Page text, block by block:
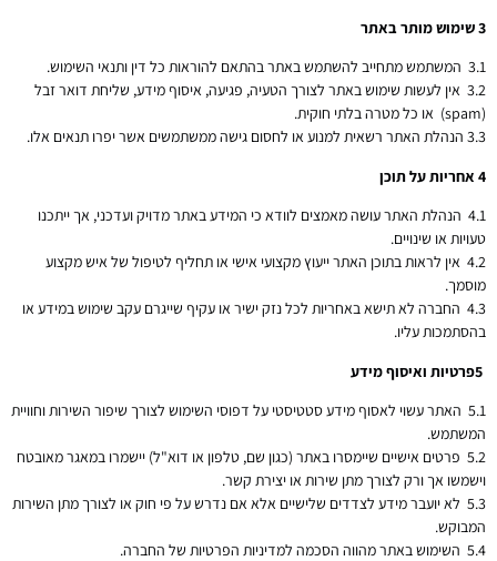
3שימוש מותר באתר
3.1 המשתמש מתחייב להשתמש באתר בהתאם להוראות כל דין ותנאי השימוש.
3.2 אין לעשות שימוש באתר לצורך הטעיה, פגיעה, איסוף מידע, שליחת דואר זבל
(spam) או כל מטרה בלתי חוקית.
3.3 הנהלת האתר רשאית למנוע או לחסום גישה ממשתמשים אשר יפרו תנאים אלו.
4 אחריות על תוכן
4.1 הנהלת האתר עושה מאמצים לוודא כי המידע באתר מדויק ועדכני, אך ייתכנו
טעויות או שינויים.
4.2 אין לראות בתוכן האתר ייעוץ מקצועי אישי או תחליף לטיפול של איש מקצוע
מוסמך.
4.3 החברה לא תישא באחריות לכל נזק ישיר או עקיף שייגרם עקב שימוש במידע או
בהסתמכות עליו.
פרטיות ואיסוף מידע
5.1 האתר עשוי לאסוף מידע סטטיסטי על דפוסי השימוש לצורך שיפור השירות וחוויית
המשתמש.
5.2 פרטים אישיים שיימסרו באתר (כגון שם, טלפון או דוא"ל) יישמרו במאגר מאובטח
וישמשו אך ורק לצורך מתן שירות או יצירת קשר.
5.3 לא יועבר מידע לצדדים שלישיים אלא אם נדרש על פי חוק או לצורך מתן השירות
המבוקש.
5.4 השימוש באתר מהווה הסכמה למדיניות הפרטיות של החברה.